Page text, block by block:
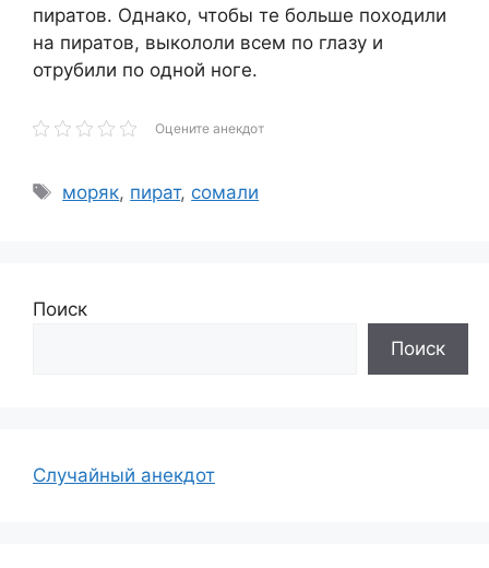
пиратов. Однако, чтобы те больше походили
на пиратов, выкололи всем по глазу и
отрубили по одной ноге.
Оцените анекдот
Метки
моряк, пират, сомали
Поиск
Поиск
Случайный анекдот